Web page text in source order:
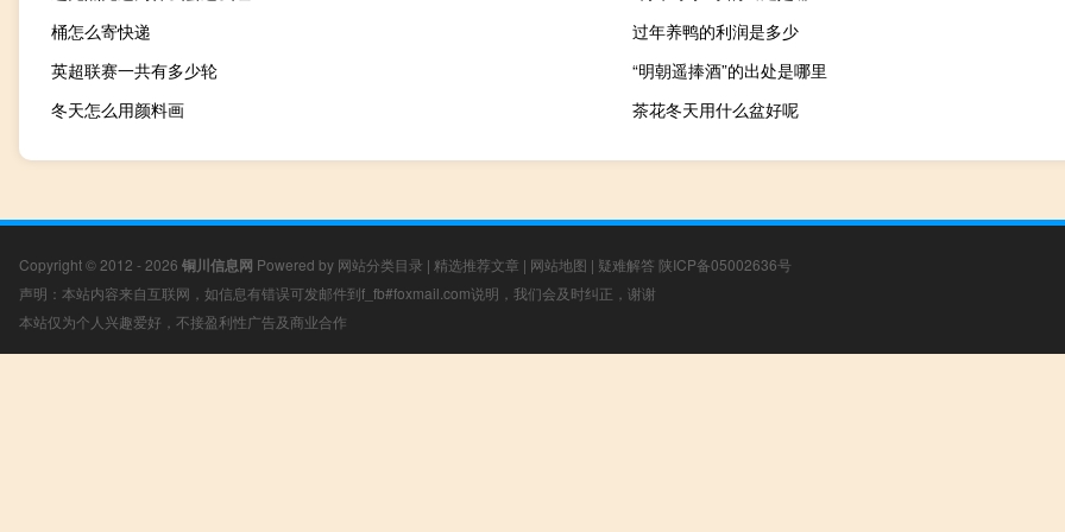
桶怎么寄快递
过年养鸭的利润是多少
英超联赛一共有多少轮
“明朝遥捧酒”的出处是哪里
冬天怎么用颜料画
茶花冬天用什么盆好呢
Copyright © 2012 - 2026 铜川信息网 Powered by 网站分类目录 | 精选推荐文章 | 网站地图 | 疑难解答 陕ICP备05002636号
声明：本站内容来自互联网，如信息有错误可发邮件到f_fb#foxmail.com说明，我们会及时纠正，谢谢
本站仅为个人兴趣爱好，不接盈利性广告及商业合作